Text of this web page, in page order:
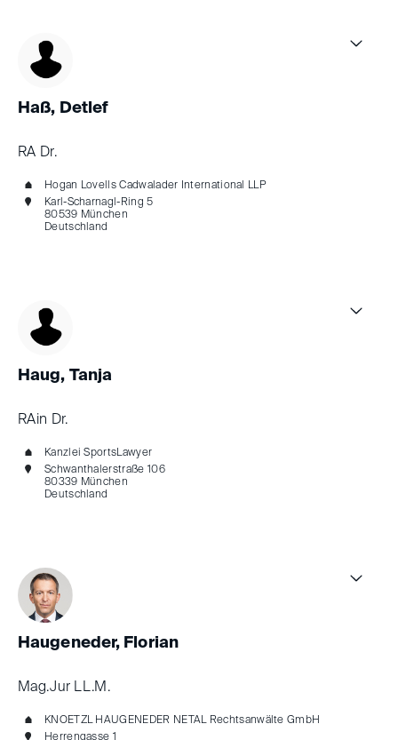
Haß, Detlef
RA Dr.
Hogan Lovells Cadwalader International LLP
Karl-Scharnagl-Ring 5
80539 München
Deutschland
Haug, Tanja
RAin Dr.
Kanzlei SportsLawyer
Schwanthalerstraße 106
80339 München
Deutschland
Haugeneder, Florian
Mag.Jur LL.M.
KNOETZL HAUGENEDER NETAL Rechtsanwälte GmbH
Herrengasse 1